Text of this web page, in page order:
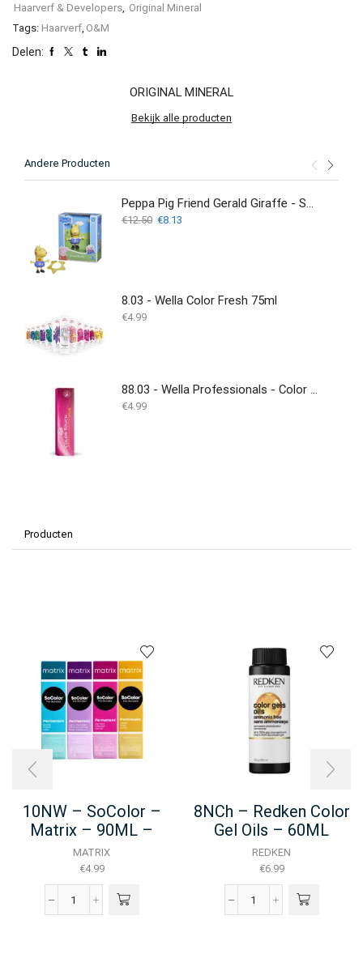
Haarverf & Developers Original Mineral
Tags: Haarverf O&M
Delen:
ORIGINAL MINERAL
Bekijk alle producten
Andere Producten
Peppa Pig Friend Gerald Giraffe - Speelfiguren set - 6 cm
€12.50 Oorspronkelijke
€8.13
8.03 - Wella Color Fresh 75ml
€4.99
88.03 - Wella Professionals - Color Touch Plus - 60ml
€4.99
Producten
10NW – SoColor –
Matrix – 90ML –
NEW
MATRIX
€4.99
10NW
8NCh – Redken Color
Gel Oils – 60ML
REDKEN
€6.99
8NCh